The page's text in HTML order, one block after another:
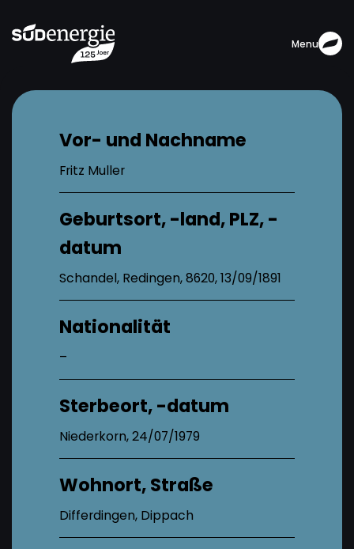
Menu
Vor- und Nachname
Fritz Muller
Geburtsort, -land, PLZ, -
datum
Schandel, Redingen, 8620, 13/09/1891
Nationalität
–
Sterbeort, -datum
Niederkorn, 24/07/1979
Wohnort, Straße
Differdingen, Dippach